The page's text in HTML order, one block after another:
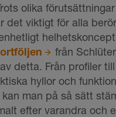
olika
det viktigt för alla
från
detta. Från profiler
hyllor och
man på så sätt
efter varandra och